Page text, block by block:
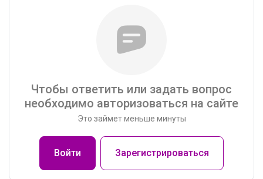
Чтобы ответить или задать вопрос
необходимо авторизоваться на сайте
Это займет меньше минуты
Войти Зарегистрироваться